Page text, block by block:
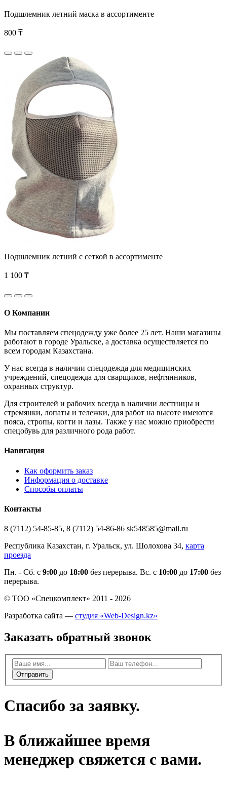
Подшлемник летний маска в ассортименте
800 ₸
Подшлемник летний с сеткой в ассортименте
1 100 ₸
О Компании
Мы поставляем спецодежду уже более 25 лет. Наши магазины
работают в городе Уральске, а доставка осуществляется по
всем городам Казахстана.
У нас всегда в наличии спецодежда для медицинских
учреждений, спецодежда для сварщиков, нефтянников,
охранных структур.
Для строителей и рабочих всегда в наличии лестницы и
стремянки, лопаты и тележки, для работ на высоте имеются
пояса, стропы, когти и лазы. Также у нас можно приобрести
спецобувь для различного рода работ.
Навигация
Как оформить заказ
Информация о доставке
Способы оплаты
Контакты
8 (7112) 54-85-85, 8 (7112) 54-86-86 sk548585@mail.ru
Республика Казахстан, г. Уральск, ул. Шолохова 34, карта
проезда
Пн. - Cб. с 9:00 до 18:00 без перерыва. Вс. с 10:00 до 17:00 без
перерыва.
© ТОО «Спецкомплект» 2011 - 2026
Разработка сайта — студия «Web-Design.kz»
Заказать обратный звонок
Отправить
Спасибо за заявку.
В ближайшее время
менеджер свяжется с вами.